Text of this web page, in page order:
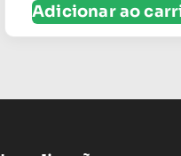
Adicionar ao